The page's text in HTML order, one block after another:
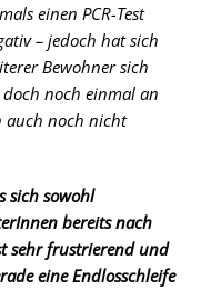
einen PCR-Test
– jedoch hat sich
Bewohner sich
noch einmal an
auch noch nicht
sich sowohl
bereits nach
sehr frustrierend und
eine Endlosschleife